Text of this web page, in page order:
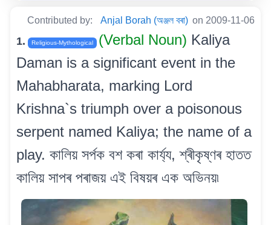
Contributed by: Anjal Borah (অঞ্জল বৰা) on 2009-11-06
1. Religious-Mythological (Verbal Noun) Kaliya
Daman is a significant event in the
Mahabharata, marking Lord
Krishna`s triumph over a poisonous
serpent named Kaliya; the name of a
play. কালিয় সৰ্পক বশ কৰা কাৰ্য্য, শ্ৰীকৃষ্ণৰ হাতত
কালিয় সাপৰ পৰাজয় এই বিষয়ৰ এক অভিনয়৷